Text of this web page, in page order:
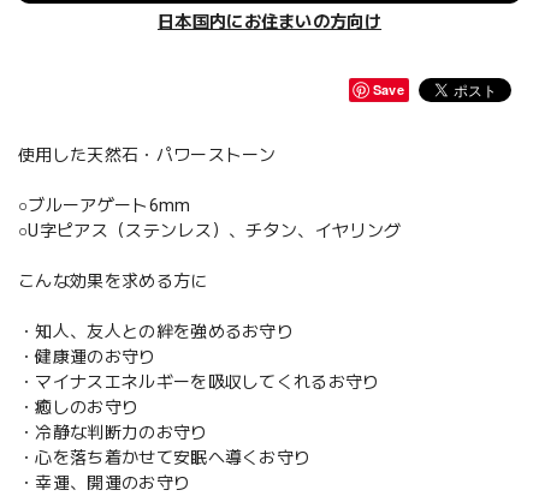
日本国内にお住まいの方向け
Save
使用した天然石・パワーストーン
○ブルーアゲート6mm
○U字ピアス（ステンレス）、チタン、イヤリング
こんな効果を求める方に
・知人、友人との絆を強めるお守り
・健康運のお守り
・マイナスエネルギーを吸収してくれるお守り
・癒しのお守り
・冷静な判断力のお守り
・心を落ち着かせて安眠へ導くお守り
・幸運、開運のお守り